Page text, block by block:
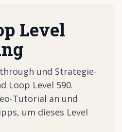
Level
und Strategie-
Loop Level 590.
Tutorial an und
um dieses Level